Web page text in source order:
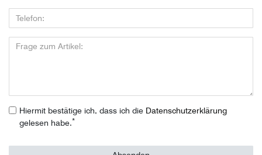
Hiermit bestätige ich, dass ich die Daten­schutz­erklärung
gelesen habe.*